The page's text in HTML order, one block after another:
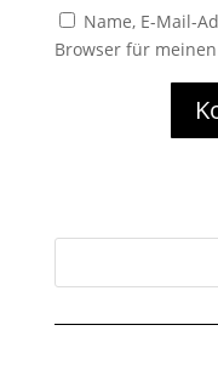
Name, E-Mail-
Browser für